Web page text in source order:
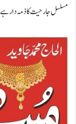
مسلسل جارحیت کا ذمہ دار